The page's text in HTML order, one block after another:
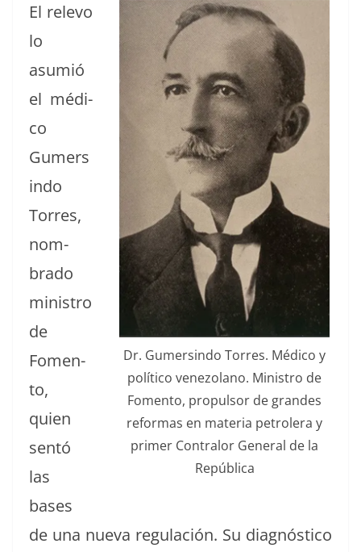
Dr. Gumersin­do Tor­res. Médi­co y
políti­co vene­zolano. Min­istro de
Fomen­to, propul­sor de grandes
refor­mas en mate­ria petrol­era y
primer Con­tralor Gen­er­al de la
República
El rele­vo
lo
asum­ió
el médi­
co
Gumers
in­do
Tor­res,
nom­
bra­do
min­istro
de
Fomen­
to,
quien
sen­tó
las
bases
de una nue­va reg­u­lación. Su diag­nós­ti­co